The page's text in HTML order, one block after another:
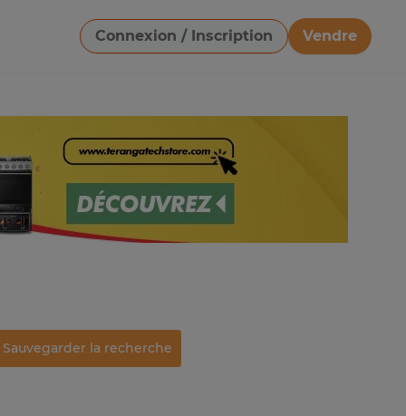
Connexion / Inscription
Vendre
Télécharger une image
Sauvegarder la recherche